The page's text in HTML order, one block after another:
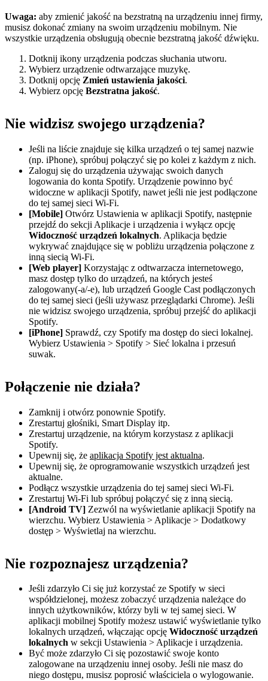
Uwaga: aby zmienić jakość na bezstratną na urządzeniu innej firmy,
musisz dokonać zmiany na swoim urządzeniu mobilnym. Nie
wszystkie urządzenia obsługują obecnie bezstratną jakość dźwięku.
Dotknij ikony urządzenia podczas słuchania utworu.
Wybierz urządzenie odtwarzające muzykę.
Dotknij opcję Zmień ustawienia jakości.
Wybierz opcję Bezstratna jakość.
Nie widzisz swojego urządzenia?
Jeśli na liście znajduje się kilka urządzeń o tej samej nazwie
(np. iPhone), spróbuj połączyć się po kolei z każdym z nich.
Zaloguj się do urządzenia używając swoich danych
logowania do konta Spotify. Urządzenie powinno być
widoczne w aplikacji Spotify, nawet jeśli nie jest podłączone
do tej samej sieci Wi-Fi.
[Mobile] Otwórz Ustawienia w aplikacji Spotify, następnie
przejdź do sekcji Aplikacje i urządzenia i wyłącz opcję
Widoczność urządzeń lokalnych. Aplikacja będzie
wykrywać znajdujące się w pobliżu urządzenia połączone z
inną siecią Wi-Fi.
[Web player] Korzystając z odtwarzacza internetowego,
masz dostęp tylko do urządzeń, na których jesteś
zalogowany(-a/-e), lub urządzeń Google Cast podłączonych
do tej samej sieci (jeśli używasz przeglądarki Chrome). Jeśli
nie widzisz swojego urządzenia, spróbuj przejść do aplikacji
Spotify.
[iPhone] Sprawdź, czy Spotify ma dostęp do sieci lokalnej.
Wybierz Ustawienia > Spotify > Sieć lokalna i przesuń
suwak.
Połączenie nie działa?
Zamknij i otwórz ponownie Spotify.
Zrestartuj głośniki, Smart Display itp.
Zrestartuj urządzenie, na którym korzystasz z aplikacji
Spotify.
Upewnij się, że aplikacja Spotify jest aktualna.
Upewnij się, że oprogramowanie wszystkich urządzeń jest
aktualne.
Podłącz wszystkie urządzenia do tej samej sieci Wi-Fi.
Zrestartuj Wi-Fi lub spróbuj połączyć się z inną siecią.
[Android TV] Zezwól na wyświetlanie aplikacji Spotify na
wierzchu. Wybierz Ustawienia > Aplikacje > Dodatkowy
dostęp > Wyświetlaj na wierzchu.
Nie rozpoznajesz urządzenia?
Jeśli zdarzyło Ci się już korzystać ze Spotify w sieci
współdzielonej, możesz zobaczyć urządzenia należące do
innych użytkowników, którzy byli w tej samej sieci. W
aplikacji mobilnej Spotify możesz ustawić wyświetlanie tylko
lokalnych urządzeń, włączając opcję Widoczność urządzeń
lokalnych w sekcji Ustawienia > Aplikacje i urządzenia.
Być może zdarzyło Ci się pozostawić swoje konto
zalogowane na urządzeniu innej osoby. Jeśli nie masz do
niego dostępu, musisz poprosić właściciela o wylogowanie.